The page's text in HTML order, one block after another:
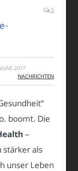
0
2017
NACHRICHTEN
boomt. Die
–
stärker als
unser Leben